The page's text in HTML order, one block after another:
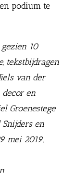
podium te
gezien 10
tekstbijdragen
van der
decor en
Groenestege
en
mei 2019,